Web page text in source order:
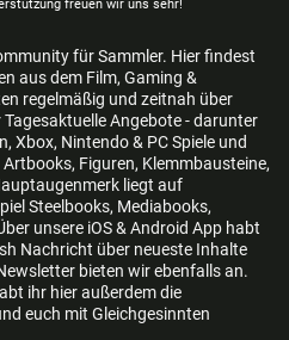
freuen wir uns sehr!
für Sammler. Hier findest
aus dem Film, Gaming &
regelmäßig und zeitnah über
Angebote - darunter
Xbox, Nintendo & PC Spiele und
Figuren, Klemmbausteine,
liegt auf
Steelbooks, Mediabooks,
unsere iOS & Android App habt
Nachricht über neueste Inhalte
bieten wir ebenfalls an.
ihr hier außerdem die
euch mit Gleichgesinnten